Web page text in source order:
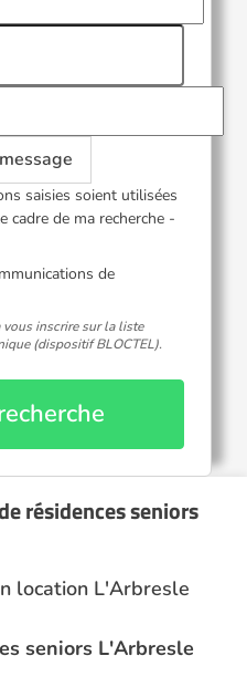
saisies soient utilisées
cadre de ma recherche -
de
inscrire sur la liste
(dispositif BLOCTEL).
résidences seniors
location L'Arbresle
seniors L'Arbresle